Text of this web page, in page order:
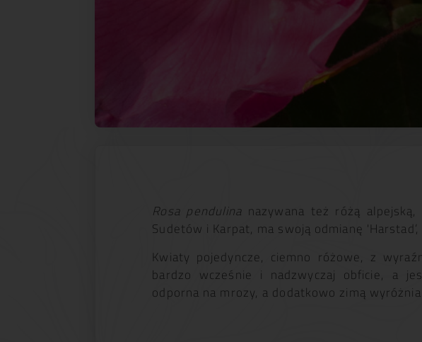
Rosa pendulina nazywana też różą
Sudetów i Karpat, ma swoją odmianę
Kwiaty pojedyncze, ciemno różowe, z
bardzo wcześnie i nadzwyczaj obficie, a
odporna na mrozy, a dodatkowo zimą